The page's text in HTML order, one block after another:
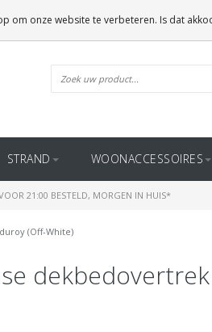
STRAND WOONACCESSOIRES
21:00 BESTELD, MORGEN IN HUIS*
(Off-White)
om onze website te verbeteren. Is dat